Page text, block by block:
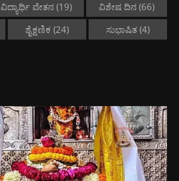
ವಿದ್ಯಾರ್ಥಿ ವೇತನ(19) ವಿಶೇಷ ದಿನ (66)
ಶೈಕ್ಷಣಿಕ (24) ಸುಭಾಷಿತ (4)